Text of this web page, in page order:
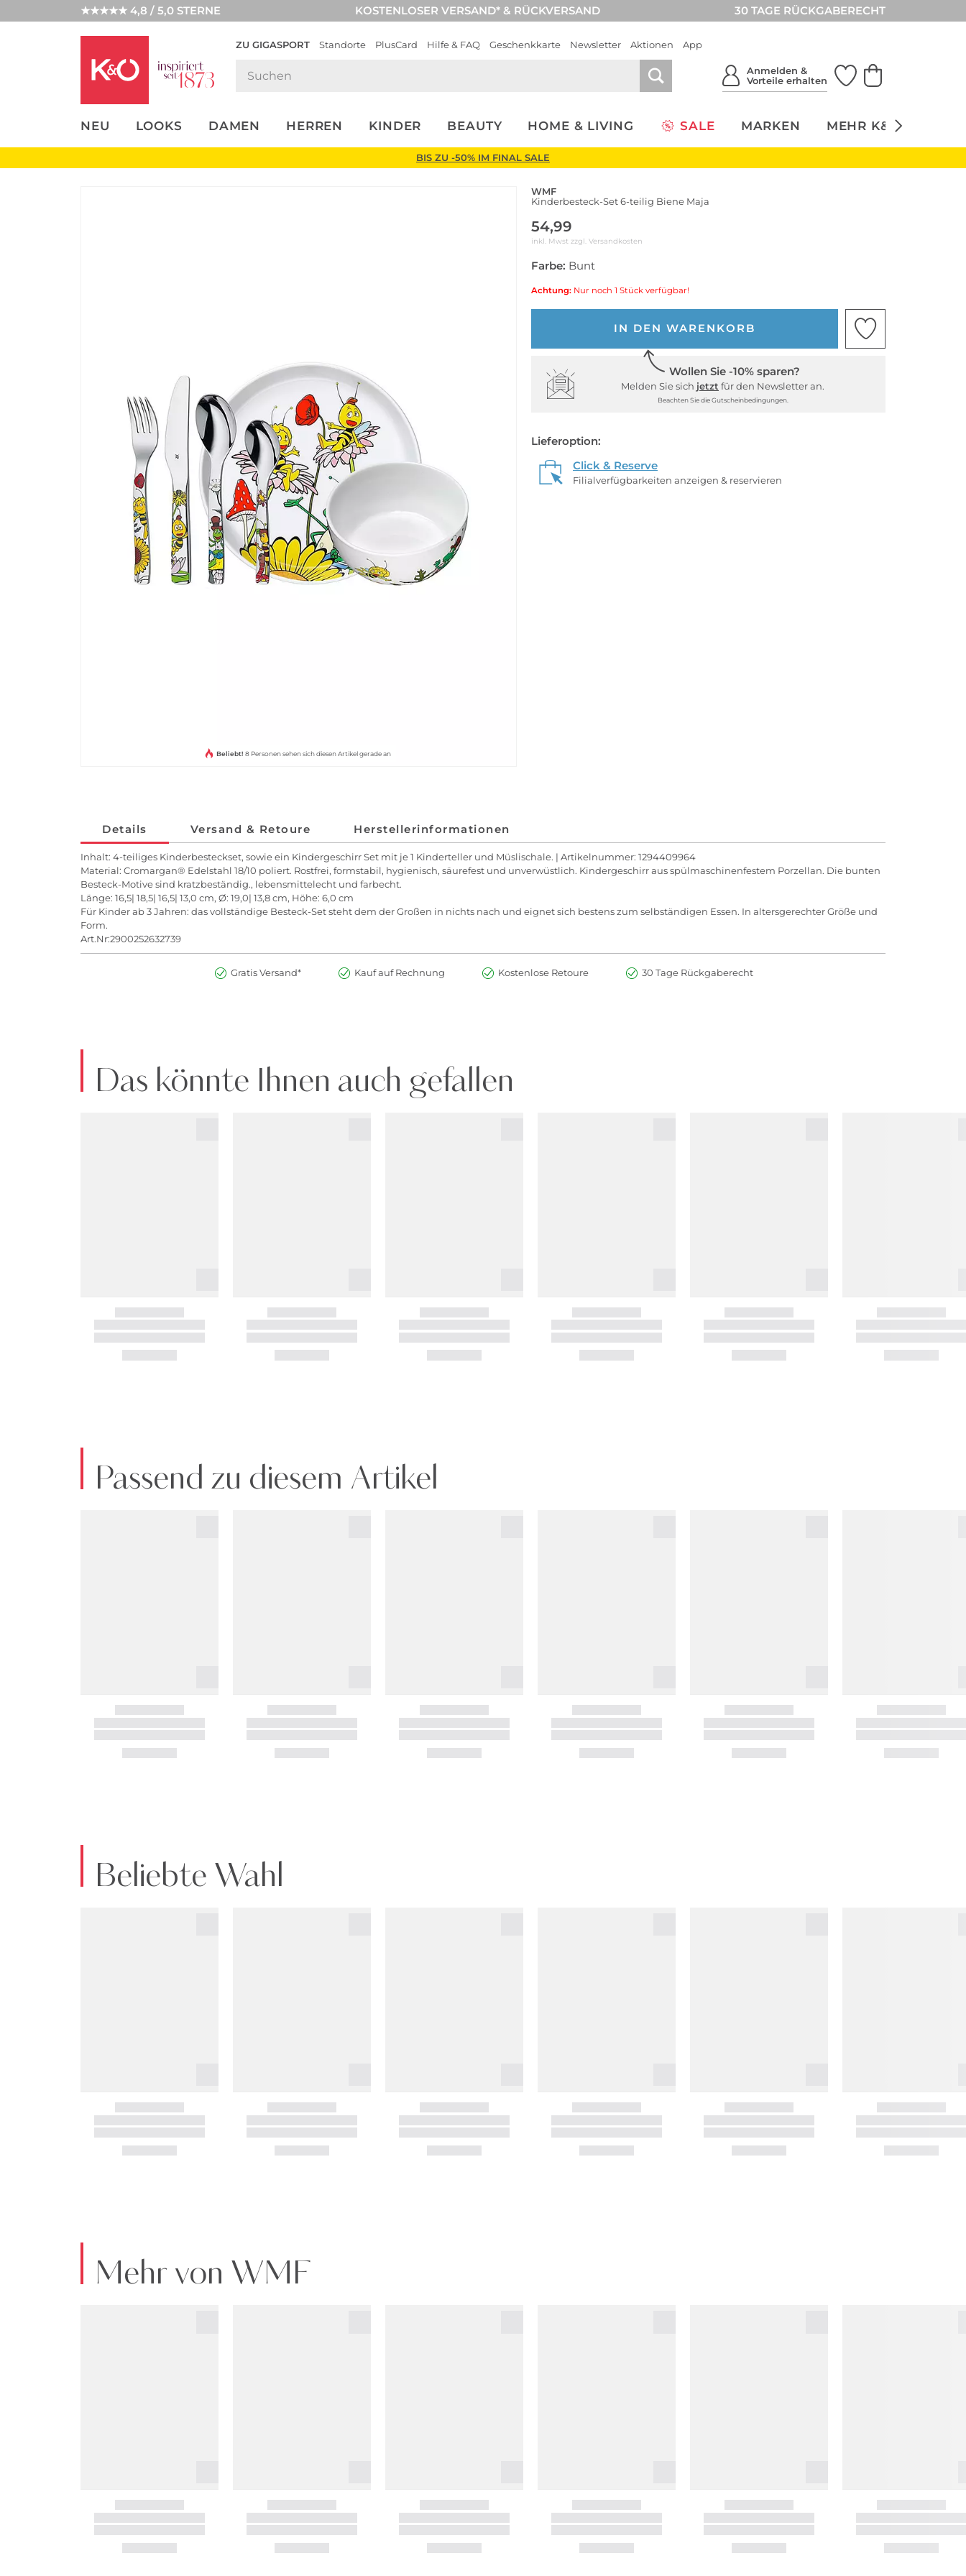
★★★★★ 4,8 / 5,0 STERNE KOSTENLOSER VERSAND* & RÜCKVERSAND 30 TAGE RÜCKGABERECHT
ZU GIGASPORT Standorte PlusCard Hilfe & FAQ Geschenkkarte Newsletter Aktionen App
Anmelden &
Vorteile erhalten
NEU LOOKS DAMEN HERREN KINDER BEAUTY HOME & LIVING SALE MARKEN MEHR K&Ö
UNSERE APP
CLICK &
BIS ZU -50% IM FINAL SALE
Beliebt! 8 Personen sehen sich diesen Artikel gerade an
WMF
Kinderbesteck-Set 6-teilig Biene Maja
54,99
inkl. Mwst zzgl. Versandkosten
Farbe: Bunt
Achtung: Nur noch 1 Stück verfügbar!
IN DEN WARENKORB
Wollen Sie -10% sparen?
Melden Sie sich jetzt für den Newsletter an.
Beachten Sie die Gutscheinbedingungen.
Lieferoption:
Click & Reserve
Filialverfügbarkeiten anzeigen & reservieren
Details Versand & Retoure Herstellerinformationen
Inhalt: 4-teiliges Kinderbesteckset, sowie ein Kindergeschirr Set mit je 1 Kinderteller und Müslischale. | Artikelnummer: 1294409964
Material: Cromargan® Edelstahl 18/10 poliert. Rostfrei, formstabil, hygienisch, säurefest und unverwüstlich. Kindergeschirr aus spülmaschinenfestem Porzellan. Die bunten
Besteck-Motive sind kratzbeständig., lebensmittelecht und farbecht.
Länge: 16,5| 18,5| 16,5| 13,0 cm, Ø: 19,0| 13,8 cm, Höhe: 6,0 cm
Für Kinder ab 3 Jahren: das vollständige Besteck-Set steht dem der Großen in nichts nach und eignet sich bestens zum selbständigen Essen. In altersgerechter Größe und
Form.
Art.Nr:2900252632739
Gratis Versand* Kauf auf Rechnung Kostenlose Retoure 30 Tage Rückgaberecht
Das könnte Ihnen auch gefallen
Passend zu diesem Artikel
Beliebte Wahl
Mehr von WMF